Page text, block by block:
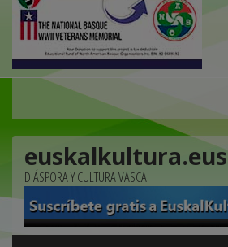
euskalkultura.eus
DIÁSPORA Y CULTURA VASCA